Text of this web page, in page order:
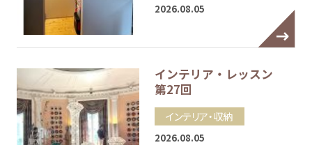
2026.08.05
インテリア・レッスン
第27回
インテリア・収納
2026.08.05